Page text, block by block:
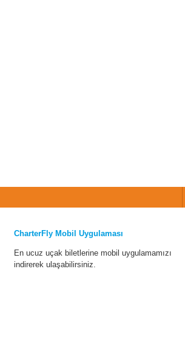
CharterFly Mobil Uygulaması
En ucuz uçak biletlerine mobil uygulamamızı
indirerek ulaşabilirsiniz.